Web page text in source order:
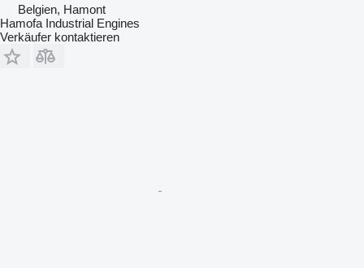
Belgien, Hamont
Hamofa Industrial Engines
Verkäufer kontaktieren